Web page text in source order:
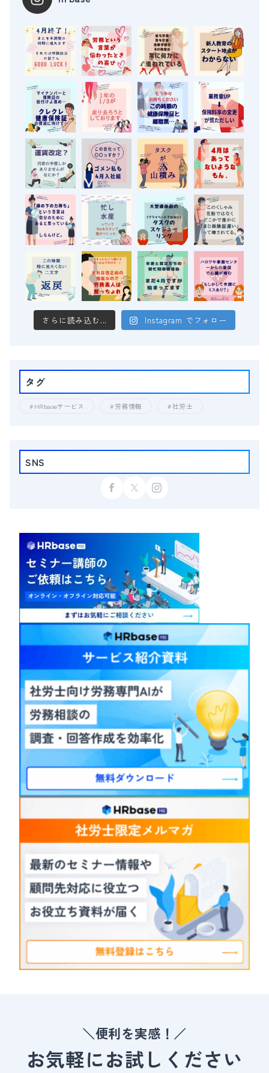
さらに読み込む... Instagram でフォロー
タグ
HRbaseサービス 労務情報 社労士
SNS
＼便利を実感！／
お気軽にお試しください